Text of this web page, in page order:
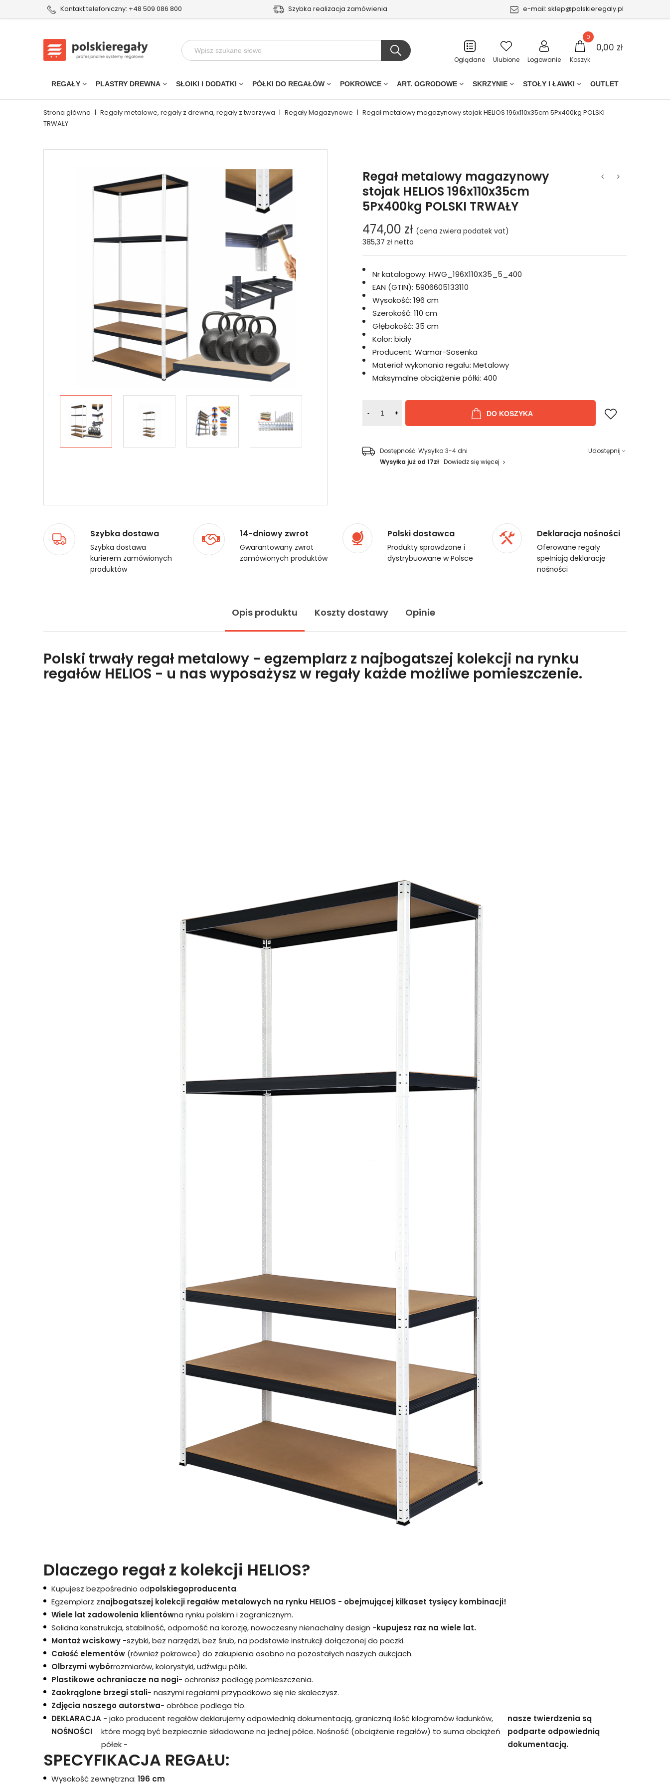
Kontakt telefoniczny: +48 509 086 800 Szybka realizacja zamówienia e-mail: sklep@polskieregaly.pl
Oglądane Ulubione Logowanie Koszyk
0
0,00 zł
REGAŁY PLASTRY DREWNA SŁOIKI I DODATKI PÓŁKI DO REGAŁÓW POKROWCE ART. OGRODOWE SKRZYNIE STOŁY I ŁAWKI OUTLET
Strona główna | Regały metalowe, regały z drewna, regały z tworzywa | Regały Magazynowe | Regał metalowy magazynowy stojak HELIOS 196x110x35cm 5Px400kg POLSKI
TRWAŁY
Regał metalowy magazynowy
stojak HELIOS 196x110x35cm
5Px400kg POLSKI TRWAŁY
474,00 zł (cena zwiera podatek vat)
385,37 zł netto
Nr katalogowy: HWG_196X110X35_5_400
EAN (GTIN): 5906605133110
Wysokość: 196 cm
Szerokość: 110 cm
Głębokość: 35 cm
Kolor: bialy
Producent: Wamar-Sosenka
Materiał wykonania regału: Metalowy
Maksymalne obciążenie półki: 400
- + DO KOSZYKA
Dostępność: Wysyłka 3-4 dni
Wysyłka już od 17zł Dowiedz się więcej
Udostępnij
Szybka dostawa
Szybka dostawa
kurierem zamówionych
produktów
14-dniowy zwrot
Gwarantowany zwrot
zamówionych produktów
Polski dostawca
Produkty sprawdzone i
dystrybuowane w Polsce
Deklaracja nośności
Oferowane regały
spełniają deklarację
nośności
Opis produktu Koszty dostawy Opinie
Polski trwały regał metalowy - egzemplarz z najbogatszej kolekcji na rynku
regałów HELIOS - u nas wyposażysz w regały każde możliwe pomieszczenie.
Dlaczego regał z kolekcji HELIOS?
Kupujesz bezpośrednio odpolskiegoproducenta.
Egzemplarz znajbogatszej kolekcji regałów metalowych na rynku HELIOS - obejmującej kilkaset tysięcy kombinacji!
Wiele lat zadowolenia klientówna rynku polskim i zagranicznym.
Solidna konstrukcja, stabilność, odporność na korozję, nowoczesny nienachalny design -kupujesz raz na wiele lat.
Montaż wciskowy -szybki, bez narzędzi, bez śrub, na podstawie instrukcji dołączonej do paczki.
Całość elementów (również pokrowce) do zakupienia osobno na pozostałych naszych aukcjach.
Olbrzymi wybórrozmiarów, kolorystyki, udźwigu półki.
Plastikowe ochraniacze na nogi- ochronisz podłogę pomieszczenia.
Zaokrąglone brzegi stali- naszymi regałami przypadkowo się nie skaleczysz.
Zdjęcia naszego autorstwa- obróbce podlega tło.
DEKLARACJA
NOŚNOŚCI
- jako producent regałów deklarujemy odpowiednią dokumentacją, graniczną ilość kilogramów ładunków,
które mogą być bezpiecznie składowane na jednej półce. Nośność (obciążenie regałów) to suma obciążeń
półek -
nasze twierdzenia są
podparte odpowiednią
dokumentacją.
SPECYFIKACJA REGAŁU:
Wysokość zewnętrzna: 196 cm